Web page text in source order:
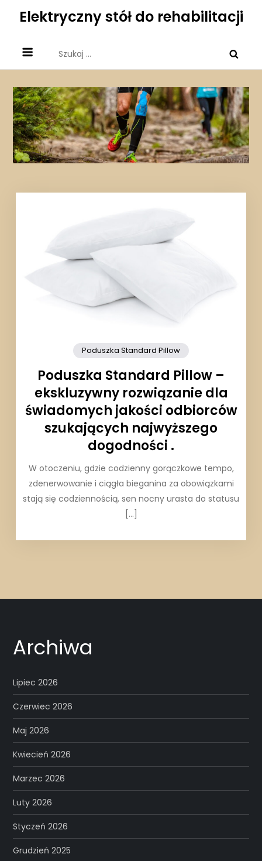
Elektryczny stół do rehabilitacji
Poduszka Standard Pillow
Poduszka Standard Pillow –
ekskluzywny rozwiązanie dla
świadomych jakości odbiorców
szukających najwyższego
dogodności .
W otoczeniu, gdzie codzienny gorączkowe tempo,
zdenerwowanie i ciągła bieganina za obowiązkami
stają się codziennością, sen nocny urasta do statusu
[…]
Archiwa
Lipiec 2026
Czerwiec 2026
Maj 2026
Kwiecień 2026
Marzec 2026
Luty 2026
Styczeń 2026
Grudzień 2025